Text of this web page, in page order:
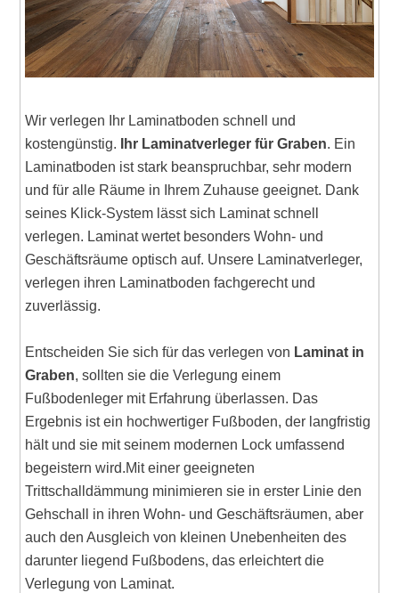
Wir verlegen Ihr Laminatboden schnell und
kostengünstig.
Ihr Laminatverleger für Graben. Ein
Laminatboden ist stark beanspruchbar, sehr modern
und für alle Räume in Ihrem Zuhause geeignet. Dank
seines Klick-System lässt sich Laminat schnell
verlegen. Laminat wertet besonders Wohn- und
Geschäftsräume optisch auf. Unsere Laminatverleger,
verlegen ihren Laminatboden fachgerecht und
zuverlässig.
Entscheiden Sie sich für das verlegen von Laminat in
Graben, sollten sie die Verlegung einem
Fußbodenleger mit Erfahrung überlassen. Das
Ergebnis ist ein hochwertiger Fußboden, der langfristig
hält und sie mit seinem modernen Lock umfassend
begeistern wird.Mit einer geeigneten
Trittschalldämmung minimieren sie in erster Linie den
Gehschall in ihren Wohn- und Geschäftsräumen, aber
auch den Ausgleich von kleinen Unebenheiten des
darunter liegend Fußbodens, das erleichtert die
Verlegung von Laminat.